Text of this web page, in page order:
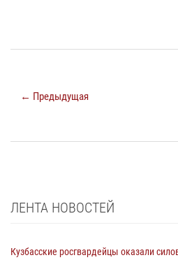
← Предыдущая
ЛЕНТА НОВОСТЕЙ
Кузбасские росгвардейцы оказали